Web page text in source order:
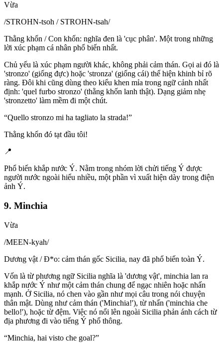
Vừa
/STROHN-tsoh / STROHN-tsah/
Thằng khốn / Con khốn: nghĩa đen là 'cục phân'. Một trong những
lời xúc phạm cá nhân phổ biến nhất.
Chủ yếu là xúc phạm người khác, không phải cảm thán. Gọi ai đó là
'stronzo' (giống đực) hoặc 'stronza' (giống cái) thể hiện khinh bỉ rõ
ràng. Đôi khi cũng dùng theo kiểu khen mỉa trong ngữ cảnh nhất
định: 'quel furbo stronzo' (thằng khốn lanh thật). Dạng giảm nhẹ
'stronzetto' làm mềm đi một chút.
“Quello stronzo mi ha tagliato la strada!”
Thằng khốn đó tạt đầu tôi!
📍
Phổ biến khắp nước Ý. Nằm trong nhóm lời chửi tiếng Ý được
người nước ngoài hiểu nhiều, một phần vì xuất hiện dày trong điện
ảnh Ý.
9. Minchia
Vừa
/MEEN-kyah/
Dương vật / Đ*o: cảm thán gốc Sicilia, nay đã phổ biến toàn Ý.
Vốn là từ phương ngữ Sicilia nghĩa là 'dương vật', minchia lan ra
khắp nước Ý như một cảm thán chung để ngạc nhiên hoặc nhấn
mạnh. Ở Sicilia, nó chen vào gần như mọi câu trong nói chuyện
thân mật. Dùng như cảm thán ('Minchia!'), từ nhấn ('minchia che
bello!'), hoặc từ đệm. Việc nó nổi lên ngoài Sicilia phản ánh cách từ
địa phương đi vào tiếng Ý phổ thông.
“Minchia, hai visto che goal?”